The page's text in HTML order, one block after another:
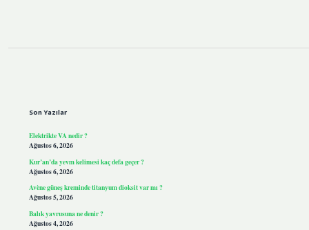
Son Yazılar
Elektrikte VA nedir ?
Ağustos 6, 2026
Kur’an’da yevm kelimesi kaç defa geçer ?
Ağustos 6, 2026
Avène güneş kreminde titanyum dioksit var mı ?
Ağustos 5, 2026
Balık yavrusuna ne denir ?
Ağustos 4, 2026